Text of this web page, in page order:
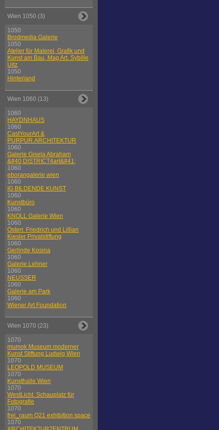
Wien 1050 (3)
1050
Brodmedia Galerie
1050
Atelier für Malerei, Grafik und
Kunst am Bau, Mag Art. Sybille
Uitz
1050
Hinterland
Wien 1060 (13)
1060
HAYDNHAUS
1060
CastYourArt &
PURPUR.ARCHITEKTUR
1060
Galerie Gisela Abraham
&#40;DISTRICT4art&#41;
1060
eborangalerie wien
1060
IG BILDENDE KUNST
1060
Kunstbüro
1060
KNOLL Galerie Wien
1060
Österr. Friedrich und Lillian
Kiesler Privatstiftung
1060
Gerlinde Kosina
1060
Galerie Lehner
1060
NEUSSER
1060
Galerie am Park
1060
Wiener Art Foundation
Wien 1070 (23)
1070
mumok Museum moderner
Kunst Stiftung Ludwig Wien
1070
LEOPOLD MUSEUM
1070
Kunsthalle Wien
1070
WestLicht. Schauplatz für
Fotografie
1070
frei_raum Q21 exhibition space
1070